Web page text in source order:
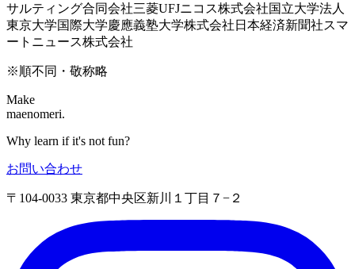
サルティング合同会社三菱UFJニコス株式会社国立大学法人
東京大学国際大学慶應義塾大学株式会社日本経済新聞社スマ
ートニュース株式会社
※順不同・敬称略
Make
maenomeri.
Why learn if it's not fun?
お問い合わせ
〒104-0033 東京都中央区新川１丁目７−２